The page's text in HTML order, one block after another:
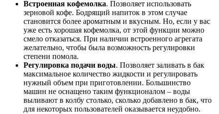
Встроенная кофемолка. Позволяет использовать
зерновой кофе. Бодрящий напиток в этом случае
становится более ароматным и вкусным. Но, если у вас
уже есть хорошая кофемолка, от этой функции можно
смело отказаться. При наличии встроенного агрегата
желательно, чтобы была возможность регулировки
степени помола.
Регулировка подачи воды. Позволяет заливать в бак
максимальное количество жидкости и регулировать
нужный объем при приготовлении. Большинство
машин не оснащено таким функционалом – воды
выливают в колбу столько, сколько добавлено в бак, что
для некоторых пользователей оказывается неудобно.